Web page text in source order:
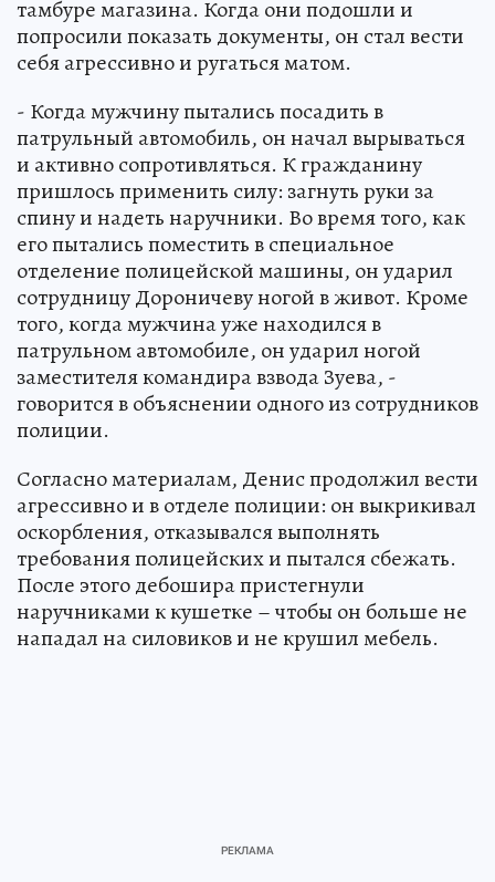
тамбуре магазина. Когда они подошли и
попросили показать документы, он стал вести
себя агрессивно и ругаться матом.
- Когда мужчину пытались посадить в
патрульный автомобиль, он начал вырываться
и активно сопротивляться. К гражданину
пришлось применить силу: загнуть руки за
спину и надеть наручники. Во время того, как
его пытались поместить в специальное
отделение полицейской машины, он ударил
сотрудницу Дороничеву ногой в живот. Кроме
того, когда мужчина уже находился в
патрульном автомобиле, он ударил ногой
заместителя командира взвода Зуева, -
говорится в объяснении одного из сотрудников
полиции.
Согласно материалам, Денис продолжил вести
агрессивно и в отделе полиции: он выкрикивал
оскорбления, отказывался выполнять
требования полицейских и пытался сбежать.
После этого дебошира пристегнули
наручниками к кушетке – чтобы он больше не
нападал на силовиков и не крушил мебель.